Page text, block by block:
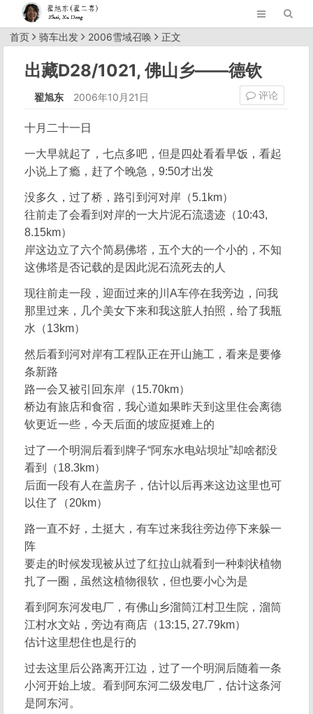
首页 骑车出发 2006雪域召唤 正文
出藏D28/1021, 佛山乡——德钦
翟旭东 2006年10月21日 评论
十月二十一日
一大早就起了，七点多吧，但是四处看看早饭，看起
小说上了瘾，赶了个晚急，9:50才出发
没多久，过了桥，路引到河对岸（5.1km）
往前走了会看到对岸的一大片泥石流遗迹（10:43,
8.15km）
岸这边立了六个简易佛塔，五个大的一个小的，不知
这佛塔是否记载的是因此泥石流死去的人
现往前走一段，迎面过来的川A车停在我旁边，问我
那里过来，几个美女下来和我这脏人拍照，给了我瓶
水（13km）
然后看到河对岸有工程队正在开山施工，看来是要修
条新路
路一会又被引回东岸（15.70km）
桥边有旅店和食宿，我心道如果昨天到这里住会离德
钦更近一些，今天后面的坡应挺难上的
过了一个明洞后看到牌子“阿东水电站坝址”却啥都没
看到（18.3km）
后面一段有人在盖房子，估计以后再来这边这里也可
以住了（20km）
路一直不好，土挺大，有车过来我往旁边停下来躲一
阵
要走的时候发现被从过了红拉山就看到一种刺状植物
扎了一圈，虽然这植物很软，但也要小心为是
看到阿东河发电厂，有佛山乡溜筒江村卫生院，溜筒
江村水文站，旁边有商店（13:15, 27.79km）
估计这里想住也是行的
过去这里后公路离开江边，过了一个明洞后随着一条
小河开始上坡。看到阿东河二级发电厂，估计这条河
是阿东河。